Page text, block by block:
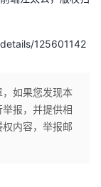
125601142
，如果您发现本
报，并提供相
内容，举报邮